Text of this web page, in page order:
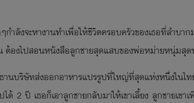
ำลังจะหางานทำเพื่อให้ชีวิตครอบครัวของเธอที่ลำบ
น ต้องไปสอนหนังสือลูกชายสุดแสบของพ่อหม่ายหนุ่มสุ
บริษัทส่งออกอาหารแปรรูปที่ใหญ่ที่สุดแห่งหนึ่งในไท
2 ปี เธอก็เอาลูกชายกลับมาให้เขาเลี้ยง ลูกชายเขา